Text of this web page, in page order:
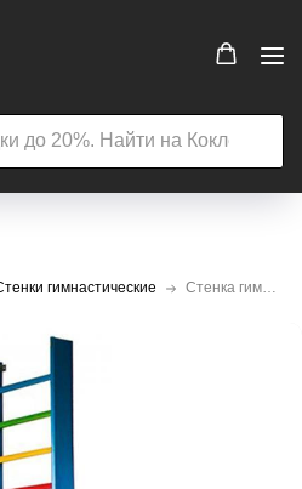
гимнастические Стенка гимнастическая детская деревянная цветная Кокленков.РФ с закругленными краями боковин